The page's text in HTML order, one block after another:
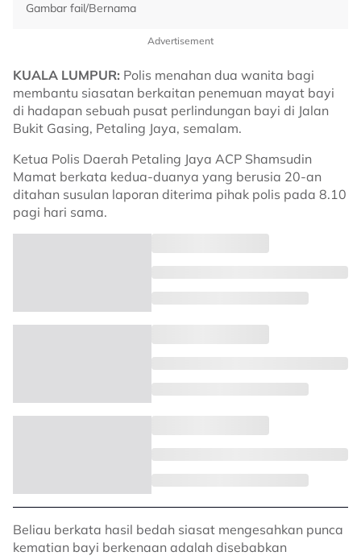
Gambar fail/Bernama
Advertisement
KUALA LUMPUR: Polis menahan dua wanita bagi
membantu siasatan berkaitan penemuan mayat bayi
di hadapan sebuah pusat perlindungan bayi di Jalan
Bukit Gasing, Petaling Jaya, semalam.
Ketua Polis Daerah Petaling Jaya ACP Shamsudin
Mamat berkata kedua-duanya yang berusia 20-an
ditahan susulan laporan diterima pihak polis pada 8.10
pagi hari sama.
Beliau berkata hasil bedah siasat mengesahkan punca
kematian bayi berkenaan adalah disebabkan